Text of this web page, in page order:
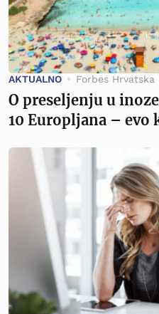
AKTUALNO Forbes Hrvatska
O preseljenju u
10 Europljana – evo